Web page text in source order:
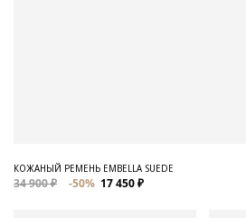
КОЖАНЫЙ РЕМЕНЬ EMBELLA SUEDE
34 900 ₽ -50% 17 450 ₽